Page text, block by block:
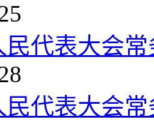
民代表大会
代表大会